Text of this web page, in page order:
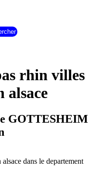
rhin villes
alsace
GOTTESHEIM
alsace dans le departement